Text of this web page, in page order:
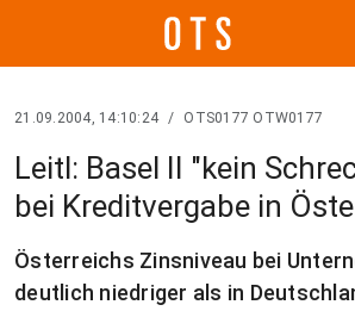
21.09.2004, 14:10:24 / OTS0177 OTW0177
Leitl: Basel II "kein
bei Kreditvergabe in
Österreichs Zinsniveau bei
deutlich niedriger als in